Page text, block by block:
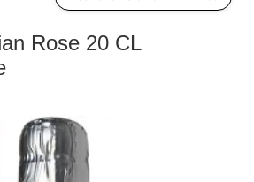
Rose 20 CL